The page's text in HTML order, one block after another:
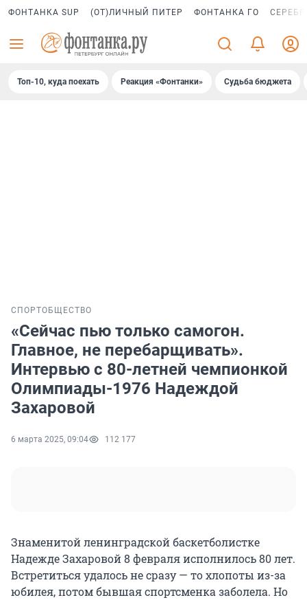
ФОНТАНКА SUP (ОТ)ЛИЧНЫЙ ПИТЕР ФОНТАНКА ГО
Топ-10, куда поехать Реакция «Фонтанки» Судьба бюджета
СПОРТОБЩЕСТВО
«Сейчас пью только самогон.
Главное, не перебарщивать».
Интервью с 80-летней чемпионкой
Олимпиады-1976 Надеждой
Захаровой
6 марта 2025, 09:04 112 177
Знаменитой ленинградской баскетболистке
Надежде Захаровой 8 февраля исполнилось 80 лет.
Встретиться удалось не сразу — то хлопоты из-за
юбилея, потом бывшая спортсменка заболела. Но